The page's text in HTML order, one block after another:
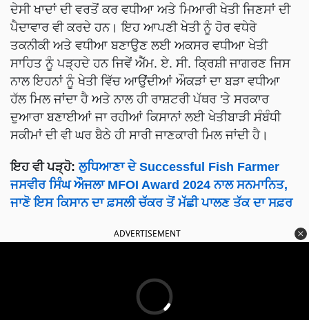
ਦੇਸੀ ਖਾਦਾਂ ਦੀ ਵਰਤੋਂ ਕਰ ਵਧੀਆ ਅਤੇ ਮਿਆਰੀ ਖੇਤੀ ਜਿਣਸਾਂ ਦੀ
ਪੈਦਾਵਾਰ ਵੀ ਕਰਦੇ ਹਨ। ਇਹ ਆਪਣੀ ਖੇਤੀ ਨੂੰ ਹੋਰ ਵਧੇਰੇ
ਤਕਨੀਕੀ ਅਤੇ ਵਧੀਆ ਬਣਾਉਣ ਲਈ ਅਕਸਰ ਵਧੀਆ ਖੇਤੀ
ਸਾਹਿਤ ਨੂੰ ਪੜ੍ਹਦੇ ਹਨ ਜਿਵੇਂ ਐੱਮ. ਏ. ਸੀ. ਕ੍ਰਿਸ਼ੀ ਜਾਗਰਣ ਜਿਸ
ਨਾਲ ਇਹਨਾਂ ਨੂੰ ਖੇਤੀ ਵਿੱਚ ਆਉਂਦੀਆਂ ਔਕੜਾਂ ਦਾ ਬੜਾ ਵਧੀਆ
ਹੱਲ ਮਿਲ ਜਾਂਦਾ ਹੈ ਅਤੇ ਨਾਲ ਹੀ ਰਾਸ਼ਟਰੀ ਪੱਥਰ 'ਤੇ ਸਰਕਾਰ
ਦੁਆਰਾ ਬਣਾਈਆਂ ਜਾ ਰਹੀਆਂ ਕਿਸਾਨਾਂ ਲਈ ਖੇਤੀਬਾੜੀ ਸੰਬੰਧੀ
ਸਕੀਮਾਂ ਦੀ ਵੀ ਘਰ ਬੈਠੇ ਹੀ ਸਾਰੀ ਜਾਣਕਾਰੀ ਮਿਲ ਜਾਂਦੀ ਹੈ।
ਇਹ ਵੀ ਪੜ੍ਹੋ:ਲੁਧਿਆਣਾ ਦੇ Successful Fish Farmer
ਜਸਵੀਰ ਸਿੰਘ ਔਜਲਾ MFOI Award 2024 ਨਾਲ ਸਨਮਾਨਿਤ,
ਜਾਣੋ ਇਸ ਕਿਸਾਨ ਦਾ ਫ਼ਸਲੀ ਚੱਕਰ ਤੋਂ ਮੱਛੀ ਪਾਲਣ ਤੱਕ ਦਾ ਸਫ਼ਰ
ADVERTISEMENT